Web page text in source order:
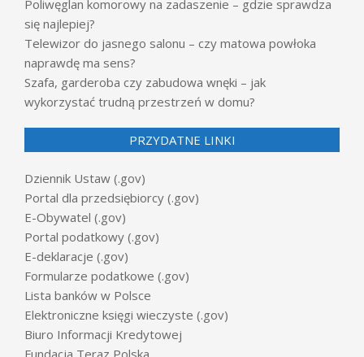
Poliwęglan komorowy na zadaszenie – gdzie sprawdza
się najlepiej?
Telewizor do jasnego salonu – czy matowa powłoka
naprawdę ma sens?
Szafa, garderoba czy zabudowa wnęki – jak
wykorzystać trudną przestrzeń w domu?
PRZYDATNE LINKI
Dziennik Ustaw (.gov)
Portal dla przedsiębiorcy (.gov)
E-Obywatel (.gov)
Portal podatkowy (.gov)
E-deklaracje (.gov)
Formularze podatkowe (.gov)
Lista banków w Polsce
Elektroniczne księgi wieczyste (.gov)
Biuro Informacji Kredytowej
Fundacja Teraz Polska